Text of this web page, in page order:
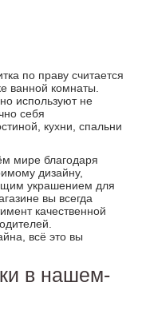
по праву считается
ванной комнаты.
используют не
себя
кухни, спальни
мире благодаря
дизайну,
украшением для
вы всегда
качественной
всё это вы
в нашем-